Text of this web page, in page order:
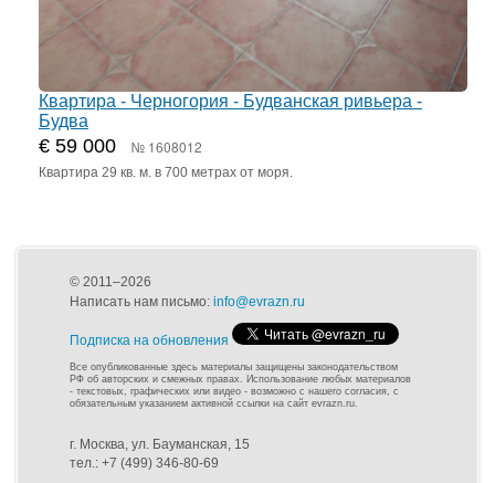
Квартира - Черногория - Будванская ривьера -
Будва
€ 59 000 № 1608012
Квартира 29 кв. м. в 700 метрах от моря.
© 2011–2026
Написать нам письмо: info@evrazn.ru
Подписка на обновления
Все опубликованные здесь материалы защищены законодательством
РФ об авторских и смежных правах. Использование любых материалов
- текстовых, графических или видео - возможно с нашего согласия, с
обязательным указанием активной ссылки на сайт evrazn.ru.
г. Москва, ул. Бауманская, 15
тел.: +7 (499) 346-80-69